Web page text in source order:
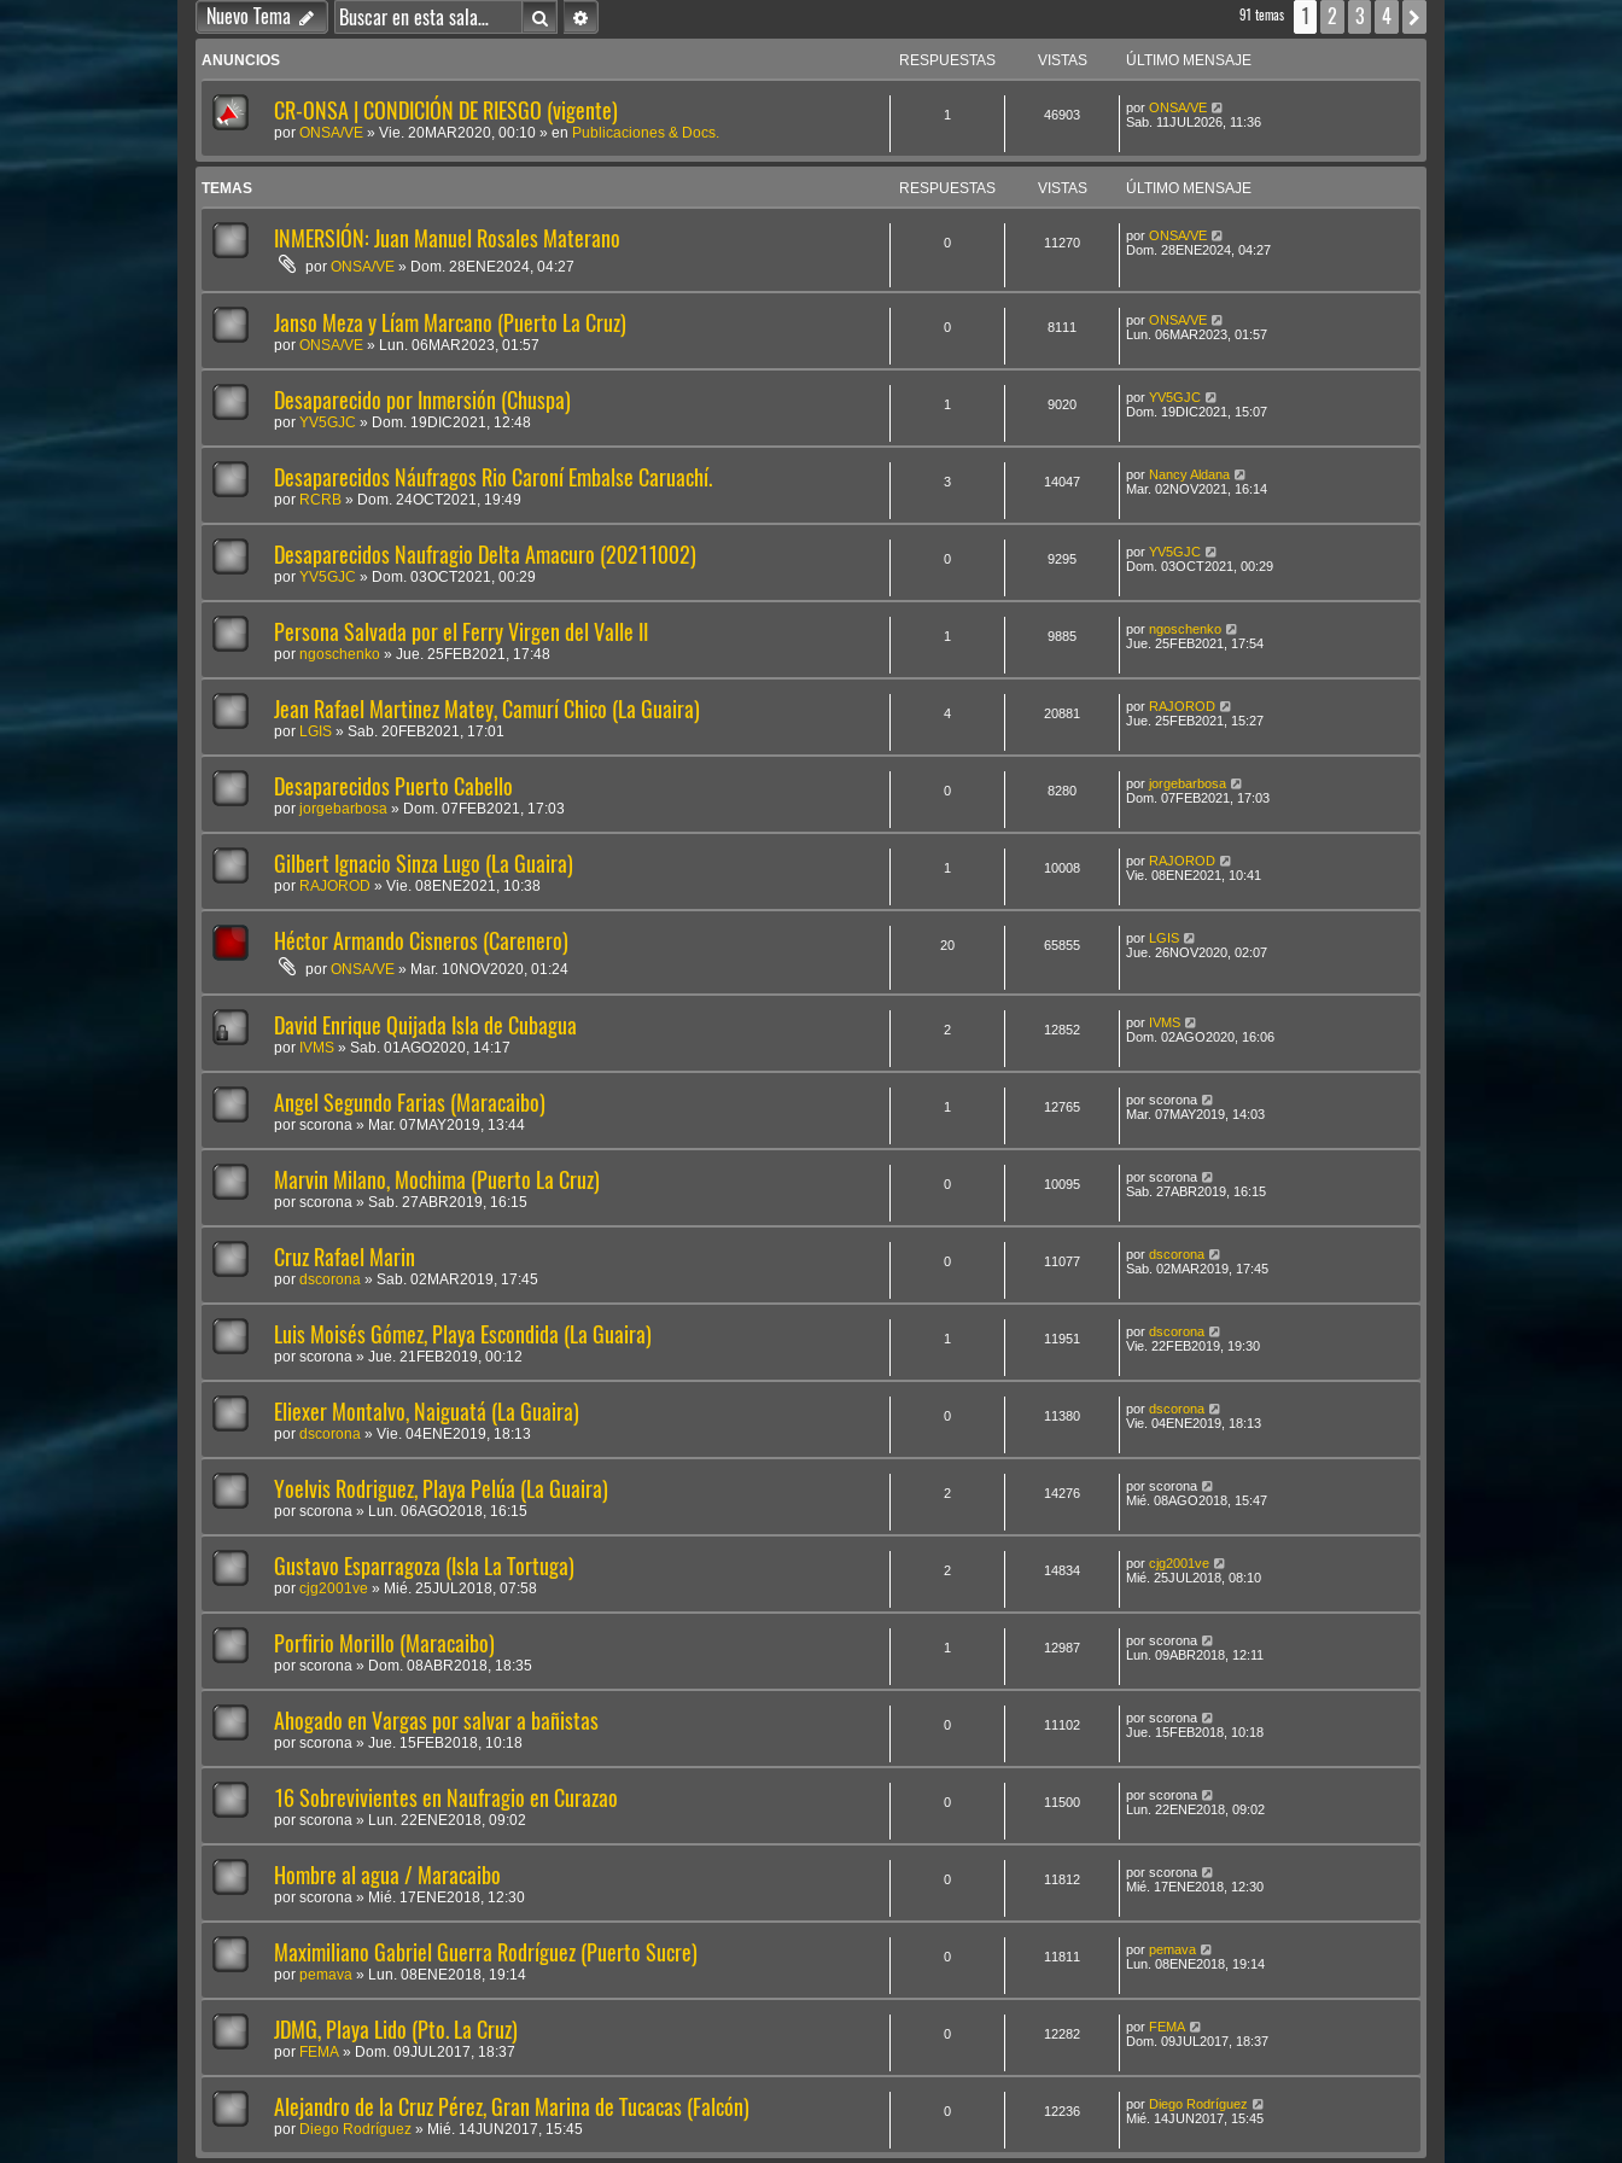
Nuevo Tema BuscarBúsqueda avanzada 91 temas 1 2 3 4
ANUNCIOS RESPUESTAS VISTAS ÚLTIMO MENSAJE
CR-ONSA | CONDICIÓN DE RIESGO (vigente)
por ONSA/VE » Vie. 20MAR2020, 00:10 » en Publicaciones & Docs.
1 46903 por ONSA/VE
Sab. 11JUL2026, 11:36
TEMAS RESPUESTAS VISTAS ÚLTIMO MENSAJE
INMERSIÓN: Juan Manuel Rosales Materano
porONSA/VE » Dom. 28ENE2024, 04:27
0 11270 por ONSA/VE
Dom. 28ENE2024, 04:27
Janso Meza y Líam Marcano (Puerto La Cruz)
por ONSA/VE » Lun. 06MAR2023, 01:57
0 8111 por ONSA/VE
Lun. 06MAR2023, 01:57
Desaparecido por Inmersión (Chuspa)
por YV5GJC » Dom. 19DIC2021, 12:48
1 9020 por YV5GJC
Dom. 19DIC2021, 15:07
Desaparecidos Náufragos Rio Caroní Embalse Caruachí.
por RCRB » Dom. 24OCT2021, 19:49
3 14047 por Nancy Aldana
Mar. 02NOV2021, 16:14
Desaparecidos Naufragio Delta Amacuro (20211002)
por YV5GJC » Dom. 03OCT2021, 00:29
0 9295 por YV5GJC
Dom. 03OCT2021, 00:29
Persona Salvada por el Ferry Virgen del Valle II
por ngoschenko » Jue. 25FEB2021, 17:48
1 9885 por ngoschenko
Jue. 25FEB2021, 17:54
Jean Rafael Martinez Matey, Camurí Chico (La Guaira)
por LGIS » Sab. 20FEB2021, 17:01
4 20881 por RAJOROD
Jue. 25FEB2021, 15:27
Desaparecidos Puerto Cabello
por jorgebarbosa » Dom. 07FEB2021, 17:03
0 8280 por jorgebarbosa
Dom. 07FEB2021, 17:03
Gilbert Ignacio Sinza Lugo (La Guaira)
por RAJOROD » Vie. 08ENE2021, 10:38
1 10008 por RAJOROD
Vie. 08ENE2021, 10:41
Héctor Armando Cisneros (Carenero)
porONSA/VE » Mar. 10NOV2020, 01:24
20 65855 por LGIS
Jue. 26NOV2020, 02:07
David Enrique Quijada Isla de Cubagua
por IVMS » Sab. 01AGO2020, 14:17
2 12852 por IVMS
Dom. 02AGO2020, 16:06
Angel Segundo Farias (Maracaibo)
por scorona » Mar. 07MAY2019, 13:44
1 12765 por scorona
Mar. 07MAY2019, 14:03
Marvin Milano, Mochima (Puerto La Cruz)
por scorona » Sab. 27ABR2019, 16:15
0 10095 por scorona
Sab. 27ABR2019, 16:15
Cruz Rafael Marin
por dscorona » Sab. 02MAR2019, 17:45
0 11077 por dscorona
Sab. 02MAR2019, 17:45
Luis Moisés Gómez, Playa Escondida (La Guaira)
por scorona » Jue. 21FEB2019, 00:12
1 11951 por dscorona
Vie. 22FEB2019, 19:30
Eliexer Montalvo, Naiguatá (La Guaira)
por dscorona » Vie. 04ENE2019, 18:13
0 11380 por dscorona
Vie. 04ENE2019, 18:13
Yoelvis Rodriguez, Playa Pelúa (La Guaira)
por scorona » Lun. 06AGO2018, 16:15
2 14276 por scorona
Mié. 08AGO2018, 15:47
Gustavo Esparragoza (Isla La Tortuga)
por cjg2001ve » Mié. 25JUL2018, 07:58
2 14834 por cjg2001ve
Mié. 25JUL2018, 08:10
Porfirio Morillo (Maracaibo)
por scorona » Dom. 08ABR2018, 18:35
1 12987 por scorona
Lun. 09ABR2018, 12:11
Ahogado en Vargas por salvar a bañistas
por scorona » Jue. 15FEB2018, 10:18
0 11102 por scorona
Jue. 15FEB2018, 10:18
16 Sobrevivientes en Naufragio en Curazao
por scorona » Lun. 22ENE2018, 09:02
0 11500 por scorona
Lun. 22ENE2018, 09:02
Hombre al agua / Maracaibo
por scorona » Mié. 17ENE2018, 12:30
0 11812 por scorona
Mié. 17ENE2018, 12:30
Maximiliano Gabriel Guerra Rodríguez (Puerto Sucre)
por pemava » Lun. 08ENE2018, 19:14
0 11811 por pemava
Lun. 08ENE2018, 19:14
JDMG, Playa Lido (Pto. La Cruz)
por FEMA » Dom. 09JUL2017, 18:37
0 12282 por FEMA
Dom. 09JUL2017, 18:37
Alejandro de la Cruz Pérez, Gran Marina de Tucacas (Falcón)
por Diego Rodríguez » Mié. 14JUN2017, 15:45
0 12236 por Diego Rodríguez
Mié. 14JUN2017, 15:45